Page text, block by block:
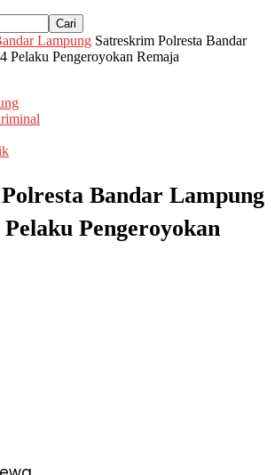
Lampung Satreskrim Polresta Bandar
Pelaku Pengeroyokan Remaja
Bandar Lampung
Pengeroyokan